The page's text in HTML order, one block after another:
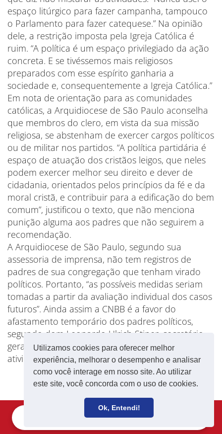
Utilizamos cookies para oferecer melhor
experiência, melhorar o desempenho e analisar
como você interage em nosso site. Ao utilizar
este site, você concorda com o uso de cookies.
Ok, Entendi!
espaço litúrgico para fazer campanha, tampouco
o Parlamento para fazer catequese.” Na opinião
dele, a restrição imposta pela Igreja Católica é
ruim. “A política é um espaço privilegiado da ação
concreta. E se tivéssemos mais religiosos
preparados com esse espírito ganharia a
sociedade e, consequentemente a Igreja Católica.”
Em nota de orientação para as comunidades
católicas, a Arquidiocese de São Paulo aconselha
que membros do clero, em vista da sua missão
religiosa, se abstenham de exercer cargos políticos
ou de militar nos partidos. “A política partidária é
espaço de atuação dos cristãos leigos, que neles
podem exercer melhor seu direito e dever de
cidadania, orientados pelos princípios da fé e da
moral cristã, e contribuir para a edificação do bem
comum”, justificou o texto, que não menciona
punição alguma aos padres que não seguirem a
recomendação.
A Arquidiocese de São Paulo, segundo sua
assessoria de imprensa, não tem registros de
padres de sua congregação que tenham virado
políticos. Portanto, “as possíveis medidas seriam
tomadas a partir da avaliação individual dos casos
futuros”. Ainda assim a CNBB é a favor do
afastamento temporário dos padres políticos,
segundo dom Leonardo Ulrich Stiner, secretário-
geral da entidade. “Para evitar uma mistura das
atividades”, diz ele.
Receba notícias